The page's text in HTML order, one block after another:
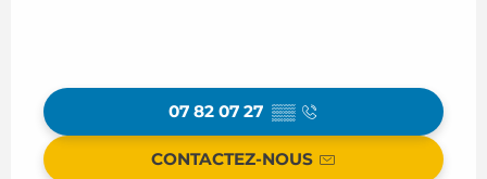
07 82 07 27 ▒▒
CONTACTEZ-NOUS